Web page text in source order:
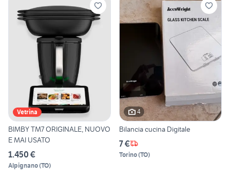
Vetrina
BIMBY TM7 ORIGINALE, NUOVO
E MAI USATO
1.450 €
Alpignano(TO)
4
Bilancia cucina Digitale
7 €
Torino(TO)